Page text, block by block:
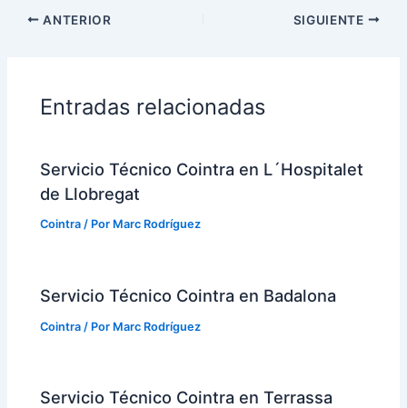
ANTERIOR SIGUIENTE
Entradas relacionadas
Servicio Técnico Cointra en L´Hospitalet
de Llobregat
Cointra / Por Marc Rodríguez
Servicio Técnico Cointra en Badalona
Cointra / Por Marc Rodríguez
Servicio Técnico Cointra en Terrassa